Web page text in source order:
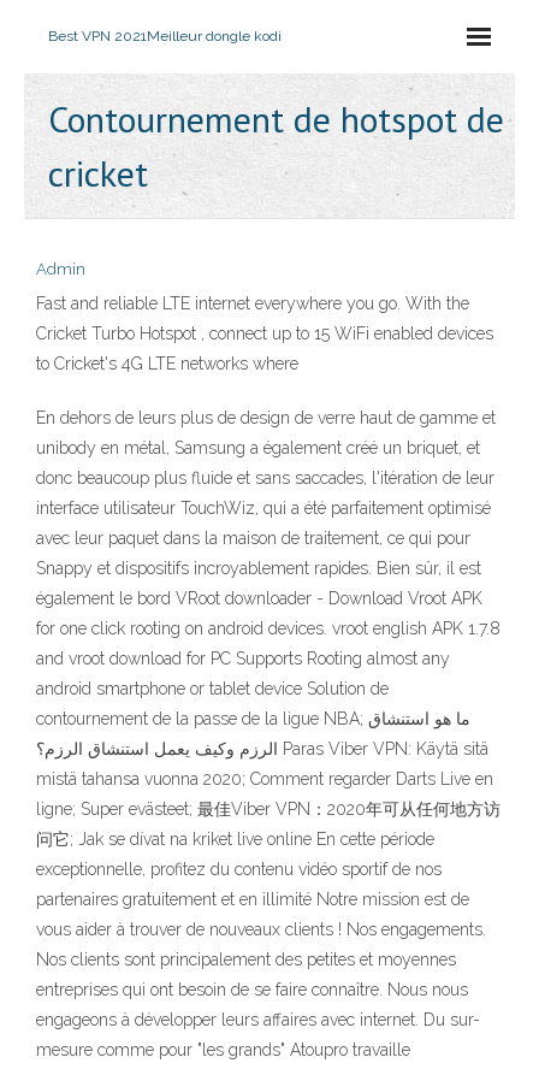
Best VPN 2021Meilleur dongle kodi
Contournement de hotspot de
cricket
Admin
Fast and reliable LTE internet everywhere you go. With the
Cricket Turbo Hotspot , connect up to 15 WiFi enabled devices
to Cricket's 4G LTE networks where
En dehors de leurs plus de design de verre haut de gamme et
unibody en métal, Samsung a également créé un briquet, et
donc beaucoup plus fluide et sans saccades, l'itération de leur
interface utilisateur TouchWiz, qui a été parfaitement optimisé
avec leur paquet dans la maison de traitement, ce qui pour
Snappy et dispositifs incroyablement rapides. Bien sûr, il est
également le bord VRoot downloader - Download Vroot APK
for one click rooting on android devices. vroot english APK 1.7.8
and vroot download for PC Supports Rooting almost any
android smartphone or tablet device Solution de
contournement de la passe de la ligue NBA; ما هو استنشاق
الرزم وكيف يعمل استنشاق الرزم؟ Paras Viber VPN: Käytä sitä
mistä tahansa vuonna 2020; Comment regarder Darts Live en
ligne; Super evästeet; 最佳Viber VPN：2020年可从任何地方访
问它; Jak se dívat na kriket live online En cette période
exceptionnelle, profitez du contenu vidéo sportif de nos
partenaires gratuitement et en illimité Notre mission est de
vous aider à trouver de nouveaux clients ! Nos engagements.
Nos clients sont principalement des petites et moyennes
entreprises qui ont besoin de se faire connaître. Nous nous
engageons à développer leurs affaires avec internet. Du sur-
mesure comme pour "les grands" Atoupro travaille